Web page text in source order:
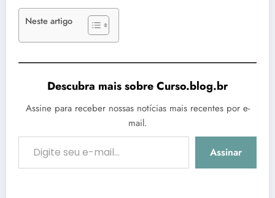
Neste artigo
Descubra mais sobre Curso.blog.br
Assine para receber nossas notícias mais recentes por e-
mail.
Digite seu e-mail…
Assinar